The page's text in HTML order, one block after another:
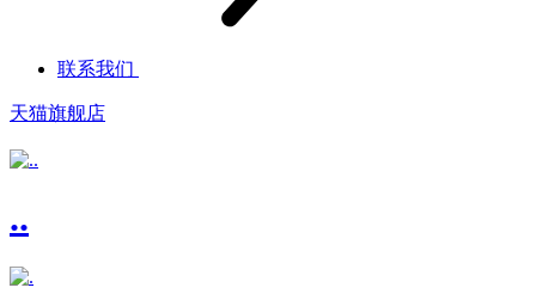
联系我们
天猫旗舰店
..